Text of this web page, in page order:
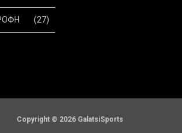
(27)
Copyright © 2026 GalatsiSports